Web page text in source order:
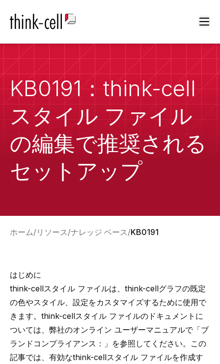
KB0191：think-cell
スタイル ファイル
の編集で推奨される
セットアップ
ホーム リソース ナレッジ ベース KB0191
はじめに
think-cellスタイル ファイルは、think-cellグラフの既定
の色やスタイル、設定をカスタマイズするために使用で
きます。think-cellスタイル ファイルのドキュメントに
ついては、弊社のオンライン ユーザーマニュアルで「ブ
ランドコンプライアンス： 」を参照してください。この
記事では、有効なthink-cellスタイル ファイルを作成す